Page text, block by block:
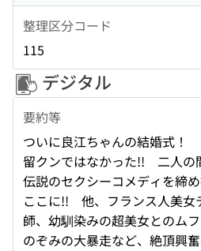
整理区分コード
115
デジタル
要約等
ついに良江ちゃんの結婚式
留クンではなかった!! 二人の
伝説のセクシーコメディを締
ここに!! 他、フランス人美女
師、幼馴染みの超美女とのム
のぞみの大暴走など、絶頂興